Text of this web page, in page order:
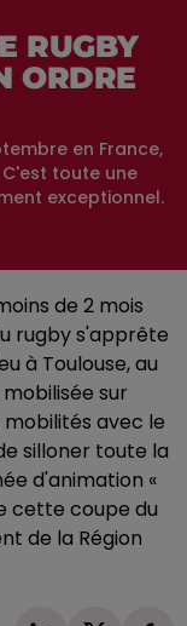
RUGBY
ORDRE
en France,
toute une
exceptionnel.
de 2 mois
rugby s'apprête
à Toulouse, au
sur
avec le
silloner toute la
d'animation «
cette coupe du
de la Région